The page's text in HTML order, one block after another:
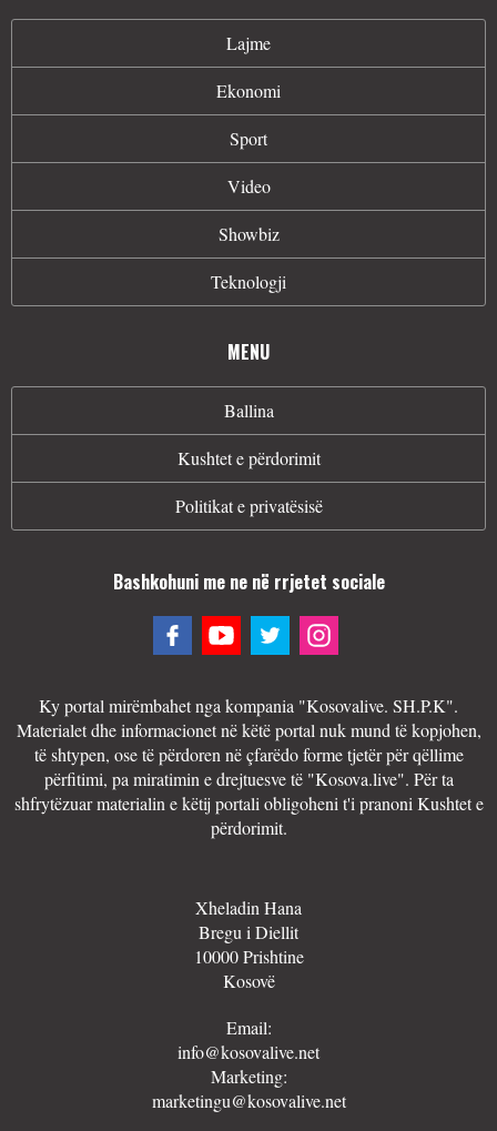
Lajme
Ekonomi
Sport
Video
Showbiz
Teknologji
MENU
Ballina
Kushtet e përdorimit
Politikat e privatësisë
Bashkohuni me ne në rrjetet sociale
Ky portal mirëmbahet nga kompania "Kosovalive. SH.P.K".
Materialet dhe informacionet në këtë portal nuk mund të kopjohen,
të shtypen, ose të përdoren në çfarëdo forme tjetër për qëllime
përfitimi, pa miratimin e drejtuesve të "Kosova.live". Për ta
shfrytëzuar materialin e këtij portali obligoheni t'i pranoni Kushtet e
përdorimit.
Xheladin Hana
Bregu i Diellit
10000 Prishtine
Kosovë
Email:
info@kosovalive.net
Marketing:
marketingu@kosovalive.net